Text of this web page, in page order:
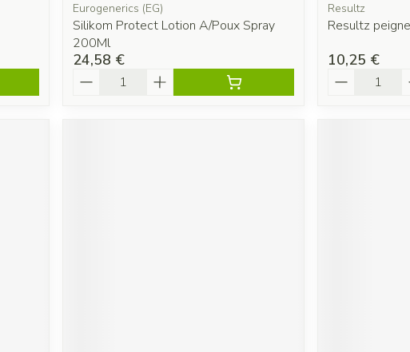
Eurogenerics (EG)
Silikom Protect Lotion A/Poux Spray
200Ml
24,58 €
Quantité
Resultz
Resultz
10,25 €
Quantité